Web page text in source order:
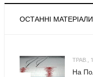
ОСТАННІ МАТЕРІАЛИ
ТРАВ.,
На